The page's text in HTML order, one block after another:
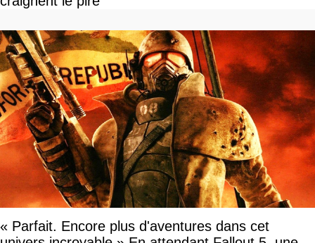
« Parfait. Encore plus d'aventures dans cet